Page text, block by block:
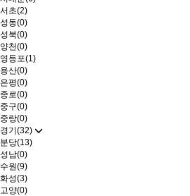
서초(2)
성동(0)
성북(0)
양천(0)
영등포(1)
용산(0)
은평(0)
종로(0)
중구(0)
중랑(0)
경기(32)
분당(13)
성남(0)
수원(9)
화성(3)
고양(0)